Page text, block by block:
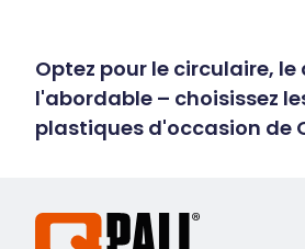
Optez pour le circulaire,
l'abordable – choisissez
plastiques d'occasion de